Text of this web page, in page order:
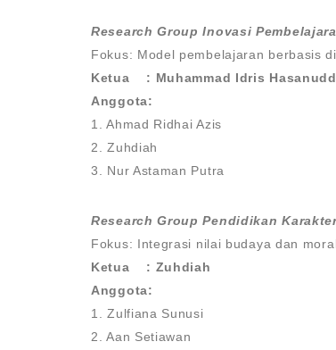
Research Group Inovasi
Fokus: Model pembelajaran berbasis
Ketua : Muhammad Idris
Anggota:
1. Ahmad Ridhai Azis
2. Zuhdiah
3. Nur Astaman Putra
Research Group Pendidikan
Fokus: Integrasi nilai budaya dan
Ketua : Zuhdiah
Anggota:
1. Zulfiana Sunusi
2. Aan Setiawan